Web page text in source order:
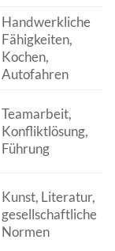
Handwerkliche
Fähigkeiten,
Kochen,
Autofahren
Teamarbeit,
Konfliktlösung,
Führung
Kunst, Literatur,
gesellschaftliche
Normen